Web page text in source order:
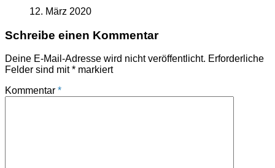
12. März 2020
Schreibe einen Kommentar
Deine E-Mail-Adresse wird nicht veröffentlicht. Erforderliche
Felder sind mit* markiert
Kommentar *